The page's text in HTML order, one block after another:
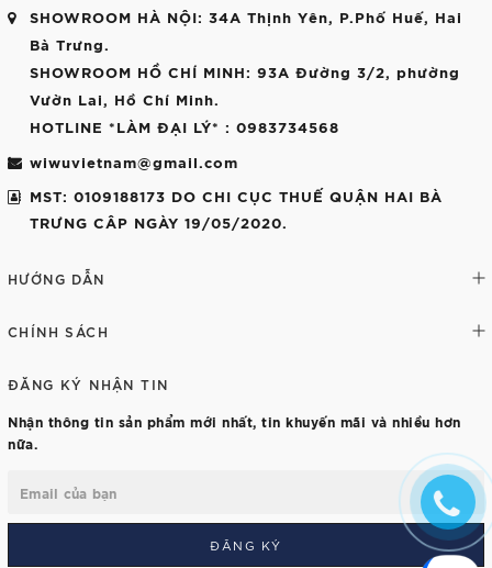
SHOWROOM HÀ NỘI: 34A Thịnh Yên, P.Phố Huế, Hai
Bà Trưng.
SHOWROOM HỒ CHÍ MINH: 93A Đường 3/2, phường
Vườn Lai, Hồ Chí Minh.
HOTLINE *LÀM ĐẠI LÝ* : 0983734568
wiwuvietnam@gmail.com
MST: 0109188173 DO CHI CỤC THUẾ QUẬN HAI BÀ
TRƯNG CÂP NGÀY 19/05/2020.
HƯỚNG DẪN
CHÍNH SÁCH
ĐĂNG KÝ NHẬN TIN
Nhận thông tin sản phẩm mới nhất, tin khuyến mãi và nhiều hơn
nữa.
ĐĂNG KÝ